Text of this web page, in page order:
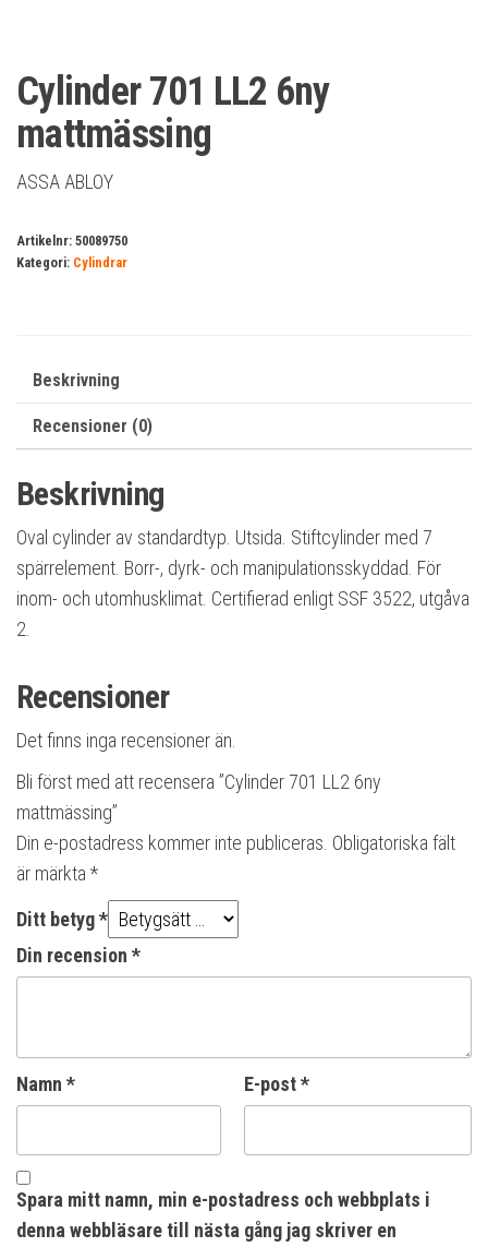
Cylinder 701 LL2 6ny
mattmässing
ASSA ABLOY
Artikelnr: 50089750
Kategori: Cylindrar
Beskrivning
Recensioner (0)
Beskrivning
Oval cylinder av standardtyp. Utsida. Stiftcylinder med 7
spärrelement. Borr-, dyrk- och manipulationsskyddad. För
inom- och utomhusklimat. Certifierad enligt SSF 3522, utgåva
2.
Recensioner
Det finns inga recensioner än.
Bli först med att recensera ”Cylinder 701 LL2 6ny
mattmässing”
Din e-postadress kommer inte publiceras. Obligatoriska fält
är märkta *
Ditt betyg*
Din recension *
Namn * E-post*
Spara mitt namn, min e-postadress och webbplats i
denna webbläsare till nästa gång jag skriver en